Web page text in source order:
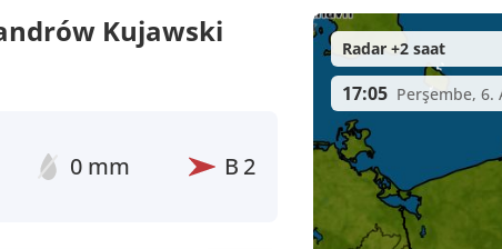
Kujawski
0 mm B 2
Radar +2 saat
17:05 Perşembe, 6.